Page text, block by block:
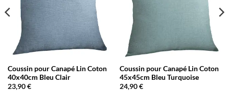
Coussin pour Canapé Lin Coton
40x40cm Bleu Clair
23,90€
Coussin pour Canapé Lin Coton
45x45cm Bleu Turquoise
24,90€